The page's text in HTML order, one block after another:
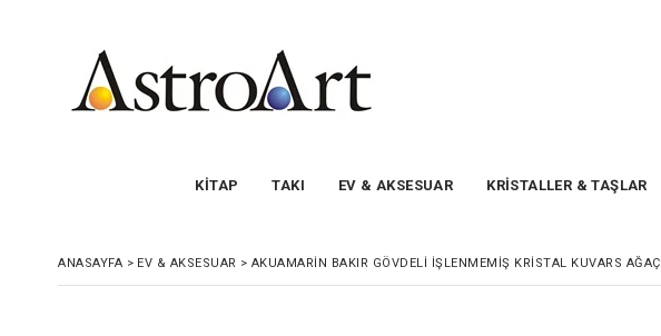
KİTAP TAKI EV & AKSESUAR KRİSTALLER & TAŞLAR
ANASAYFA > EV & AKSESUAR > AKUAMARIN BAKIR GÖVDELI İŞLENMEMIŞ KRISTAL KUVARS AĞAÇ